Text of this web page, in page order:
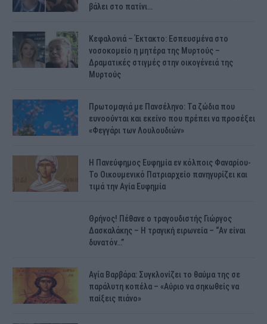
βάλει στο πατίνι…
Κεφαλονιά – Έκτακτο: Εσπευσμένα στο
νοσοκομείο η μητέρα της Μυρτούς –
Δραματικές στιγμές στην οικογένειά της
Μυρτούς
Πρωτομαγιά με Πανσέληνο: Τα ζώδια που
ευνοούνται και εκείνο που πρέπει να προσέξει
«Φεγγάρι των Λουλουδιών»
H Πανεύφημος Ευφημία εν κόλποις Φαναρίου-
Το Οικουμενικό Πατριαρχείο πανηγυρίζει και
τιμά την Αγία Ευφημία
Θρήνος! Πέθανε ο τραγουδιστής Γιώργος
Δασκαλάκης – Η τραγική ειρωνεία – “Αν είναι
δυνατόν…”
Αγία Βαρβάρα: Συγκλονίζει το θαύμα της σε
παράλυτη κοπέλα – «Αύριο να σηκωθείς να
παίξεις πιάνο»